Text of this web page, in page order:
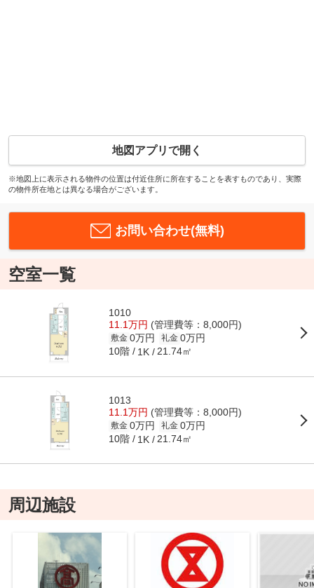
地図アプリで開く
※地図上に表示される物件の位置は付近住所に所在することを表すものであり、実際
の物件所在地とは異なる場合がございます。
お問い合わせ(無料)
空室一覧
1010
11.1万円 (管理費等：8,000円)
敷金 0万円 礼金 0万円
10階 1K 21.74㎡
1013
11.1万円 (管理費等：8,000円)
敷金 0万円 礼金 0万円
10階 1K 21.74㎡
周辺施設